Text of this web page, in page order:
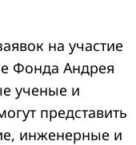
на участие
Фонда Андрея
ученые и
представить
инженерные и